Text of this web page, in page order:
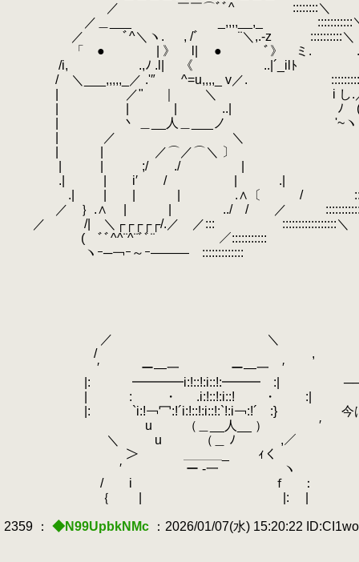
／ ￣￣⌒ﾞﾞ^ ::::::::＼
／＿___
_,,,,__,_ :::::::::::
／ ﾞ^＼ヽ.
, /ﾞ ¨＼,.-z ::::::::::＼
「 ● | 》 l| ● ﾞ》 ミ.
/i,
.,ﾉ .l| 《 ..|´_ilﾄ
/ ＼___,,,,,_／ .'″ ^=u,,,,_ v／.
:::::::::::::::::l!
| ／" ｜ ＼ i し.／
| | | ..| ﾉ ( ::::::::| 折角の盗撮チ
| 丶 ＿__人＿___ノ '~ヽ
／ ＼ ::::::::::｛ 今直ぐ出
| | ／⌒／⌒＼ 〕
| | ;/ ./
.| | i′ /
| .|
.| | | | .∧〔 /
／ ｝.∧ | | ../ / ／
／ /| ＼┌┌┌┌┌/.／ ／::: :::::::::::::::::＼
( ﾞﾞ^^¨^¨ﾞﾞ¨ ￣￣￣ ／:::::::::::
ヽｰ─￢ｰ～ｰ――― :::::::::::::
／ ＼
/ ,
′ ー―一 ー―一 ′
|: ━━━━i:!::!:i::!:━━━ :| ──いや落ち
| : ・ .i:!::!:i::! ・ :|
|: `i:!￢冖:!´i:!::!:i::!:`!:i￢:!´ :} 今はこんな
u （＿__人__ ） ′
＼ u （＿ ﾉ ,／
＞ ＿＿＿_ ｨく
′ ー -一 ヽ
/ i ｆ ：
｛ | |: |
2359 ： ◆N99UpbkNMc ：2026/01/07(水) 15:20:22